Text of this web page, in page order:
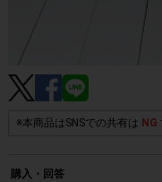
※本商品はSNSでの共有は NG
購入・回答